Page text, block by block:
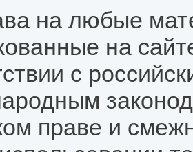
на любые
на
с
праве и